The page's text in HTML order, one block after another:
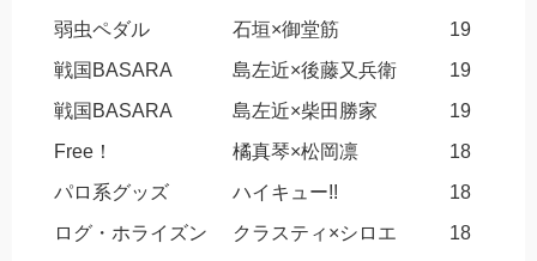
弱虫ペダル
石垣×御堂筋
19
戦国BASARA
島左近×後藤又兵衛
19
戦国BASARA
島左近×柴田勝家
19
Free！
橘真琴×松岡凛
18
パロ系グッズ
ハイキュー!!
18
ログ・ホライズン
クラスティ×シロエ
18